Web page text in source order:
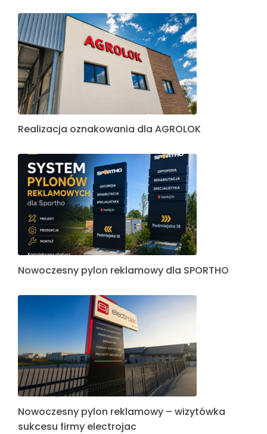
Realizacja oznakowania dla AGROLOK
Nowoczesny pylon reklamowy dla SPORTHO
Nowoczesny pylon reklamowy – wizytówka
sukcesu firmy electrojac